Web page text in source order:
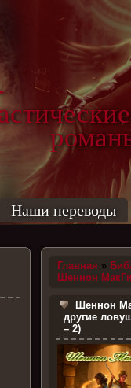
Наши переводы
Главная »
Шеннон
Шеннон
другие
– 2)